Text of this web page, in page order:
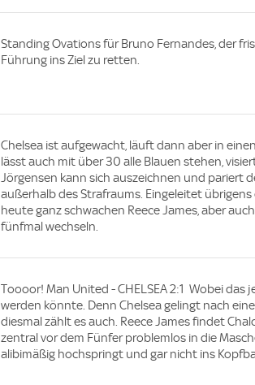
Standing Ovations für Bruno Fernandes, der
Führung ins Ziel zu retten.
Chelsea ist aufgewacht, läuft dann aber in
lässt auch mit über 30 alle Blauen stehen,
Jörgensen kann sich auszeichnen und pariert
außerhalb des Strafraums. Eingeleitet
heute ganz schwachen Reece James, aber
fünfmal wechseln.
Toooor! Man United - CHELSEA 2:1 Wobei
werden könnte. Denn Chelsea gelingt nach
diesmal zählt es auch. Reece James findet
zentral vor dem Fünfer problemlos in die
alibimäßig hochspringt und gar nicht ins